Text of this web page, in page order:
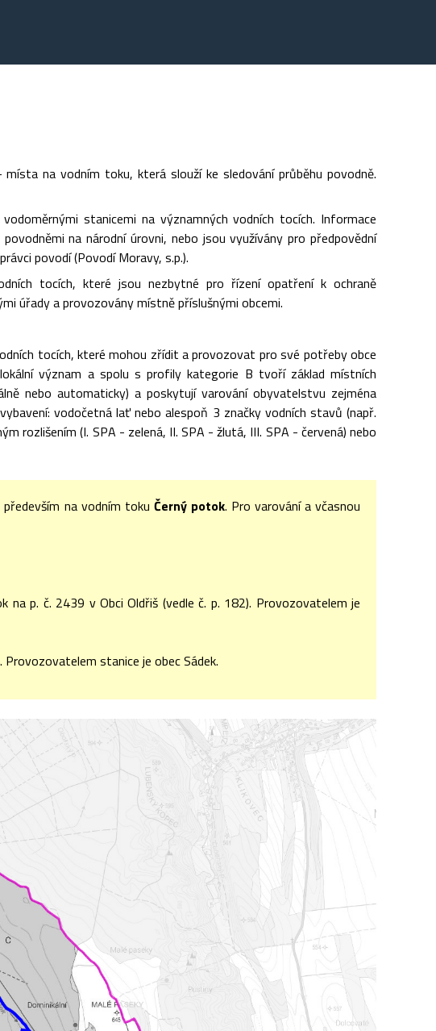
na vodním toku, která slouží ke sledování průběhu povodně.
stanicemi na významných vodních tocích. Informace
na národní úrovni, nebo jsou využívány pro předpovědní
povodí (Povodí Moravy, s.p.).
tocích, které jsou nezbytné pro řízení opatření k ochraně
úřady a provozovány místně příslušnými obcemi.
tocích, které mohou zřídit a provozovat pro své potřeby obce
význam a spolu s profily kategorie B tvoří základ místních
nebo automaticky) a poskytují varování obyvatelstvu zejména
vodočetná lať nebo alespoň 3 značky vodních stavů (např.
rozlišením (I. SPA - zelená, II. SPA - žlutá, III. SPA - červená) nebo
na vodním toku Černý potok. Pro varování a včasnou
p. č. 2439 v Obci Oldřiš (vedle č. p. 182). Provozovatelem je
stanice je obec Sádek.